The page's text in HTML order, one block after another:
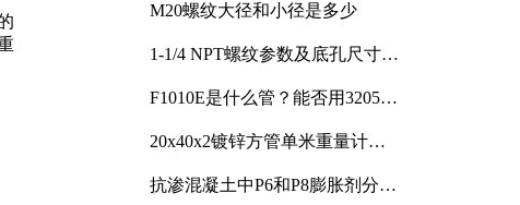
M20螺纹大径和小径是多少
1-1/4 NPT螺纹参数及底孔尺寸详
F1010E是什么管？能否用3205或
20x40x2镀锌方管单米重量计算
抗渗混凝土中P6和P8膨胀剂分别